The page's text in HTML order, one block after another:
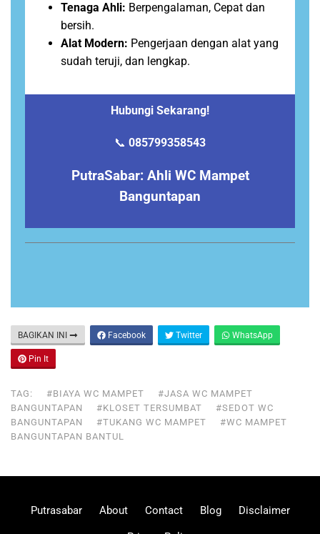
Tenaga Ahli: Berpengalaman, Cepat dan
bersih.
Alat Modern: Pengerjaan dengan alat yang
sudah teruji, dan lengkap.
Hubungi Sekarang!
📞 085799358543
PutraSabar: Ahli WC Mampet
Banguntapan
BAGIKAN INI Facebook Twitter WhatsApp
Pin It
TAG: #BIAYA WC MAMPET
#JASA WC MAMPET
BANGUNTAPAN
#KLOSET TERSUMBAT
#SEDOT WC
BANGUNTAPAN
#TUKANG WC MAMPET
#WC MAMPET
BANGUNTAPAN BANTUL
Putrasabar About Contact Blog Disclaimer